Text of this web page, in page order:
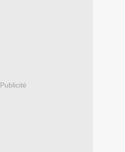
Publicité